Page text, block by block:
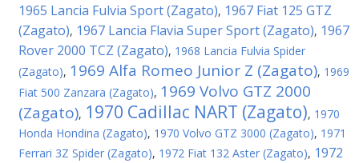
1965 Lancia Fulvia Sport (Zagato), 1967 Fiat 125 GTZ
(Zagato), 1967 Lancia Flavia Super Sport (Zagato), 1967
Rover 2000 TCZ (Zagato), 1968 Lancia Fulvia Spider
(Zagato), 1969 Alfa Romeo Junior Z (Zagato), 1969
Fiat 500 Zanzara (Zagato), 1969 Volvo GTZ 2000
(Zagato), 1970 Cadillac NART (Zagato), 1970
Honda Hondina (Zagato), 1970 Volvo GTZ 3000 (Zagato), 1971
Ferrari 3Z Spider (Zagato), 1972 Fiat 132 Aster (Zagato), 1972